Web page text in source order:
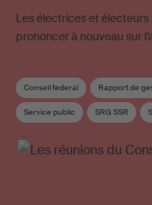
Les électrices et
prononcer à nouveau sur
Conseil federal Rapport de
Service public SRG SSR